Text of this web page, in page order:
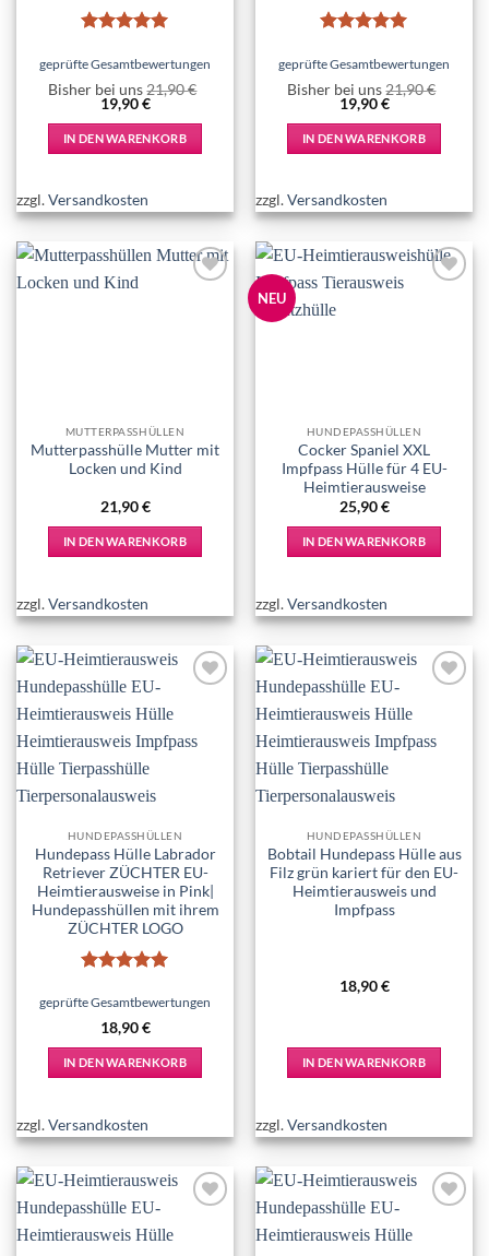
mit5von
geprüfte Gesamtbewertungen
Bisher bei uns 21,90€
Ursprünglicher
Preis
war:
21,90 €
19,90€Aktueller
ist:
19,90 €.
IN DEN WARENKORB
zzgl.Versandkosten
mit5von
geprüfte Gesamtbewertungen
Bisher bei uns 21,90€
Ursprünglicher
Preis
war:
21,90 €
19,90€Aktueller
ist:
19,90 €.
IN DEN WARENKORB
zzgl.Versandkosten
MUTTERPASSHÜLLEN
Mutterpasshülle Mutter mit
Locken und Kind
21,90€
IN DEN WARENKORB
zzgl.Versandkosten
NEU
HUNDEPASSHÜLLEN
Cocker Spaniel XXL
Impfpass Hülle für 4 EU-
Heimtierausweise
25,90€
IN DEN WARENKORB
zzgl.Versandkosten
HUNDEPASSHÜLLEN
Hundepass Hülle Labrador
Retriever ZÜCHTER EU-
Heimtierausweise in Pink|
Hundepasshüllen mit ihrem
ZÜCHTER LOGO
mit5von
geprüfte Gesamtbewertungen
18,90€
IN DEN WARENKORB
zzgl.Versandkosten
HUNDEPASSHÜLLEN
Bobtail Hundepass Hülle aus
Filz grün kariert für den EU-
Heimtierausweis und
Impfpass
18,90€
IN DEN WARENKORB
zzgl.Versandkosten